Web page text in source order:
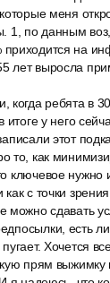
меня
1, по данным
на
лет выросла
ребята в
у него
этот
то, как
нужно
с точки зрения
можно сдавать
есть
пугает. Хочется
прям